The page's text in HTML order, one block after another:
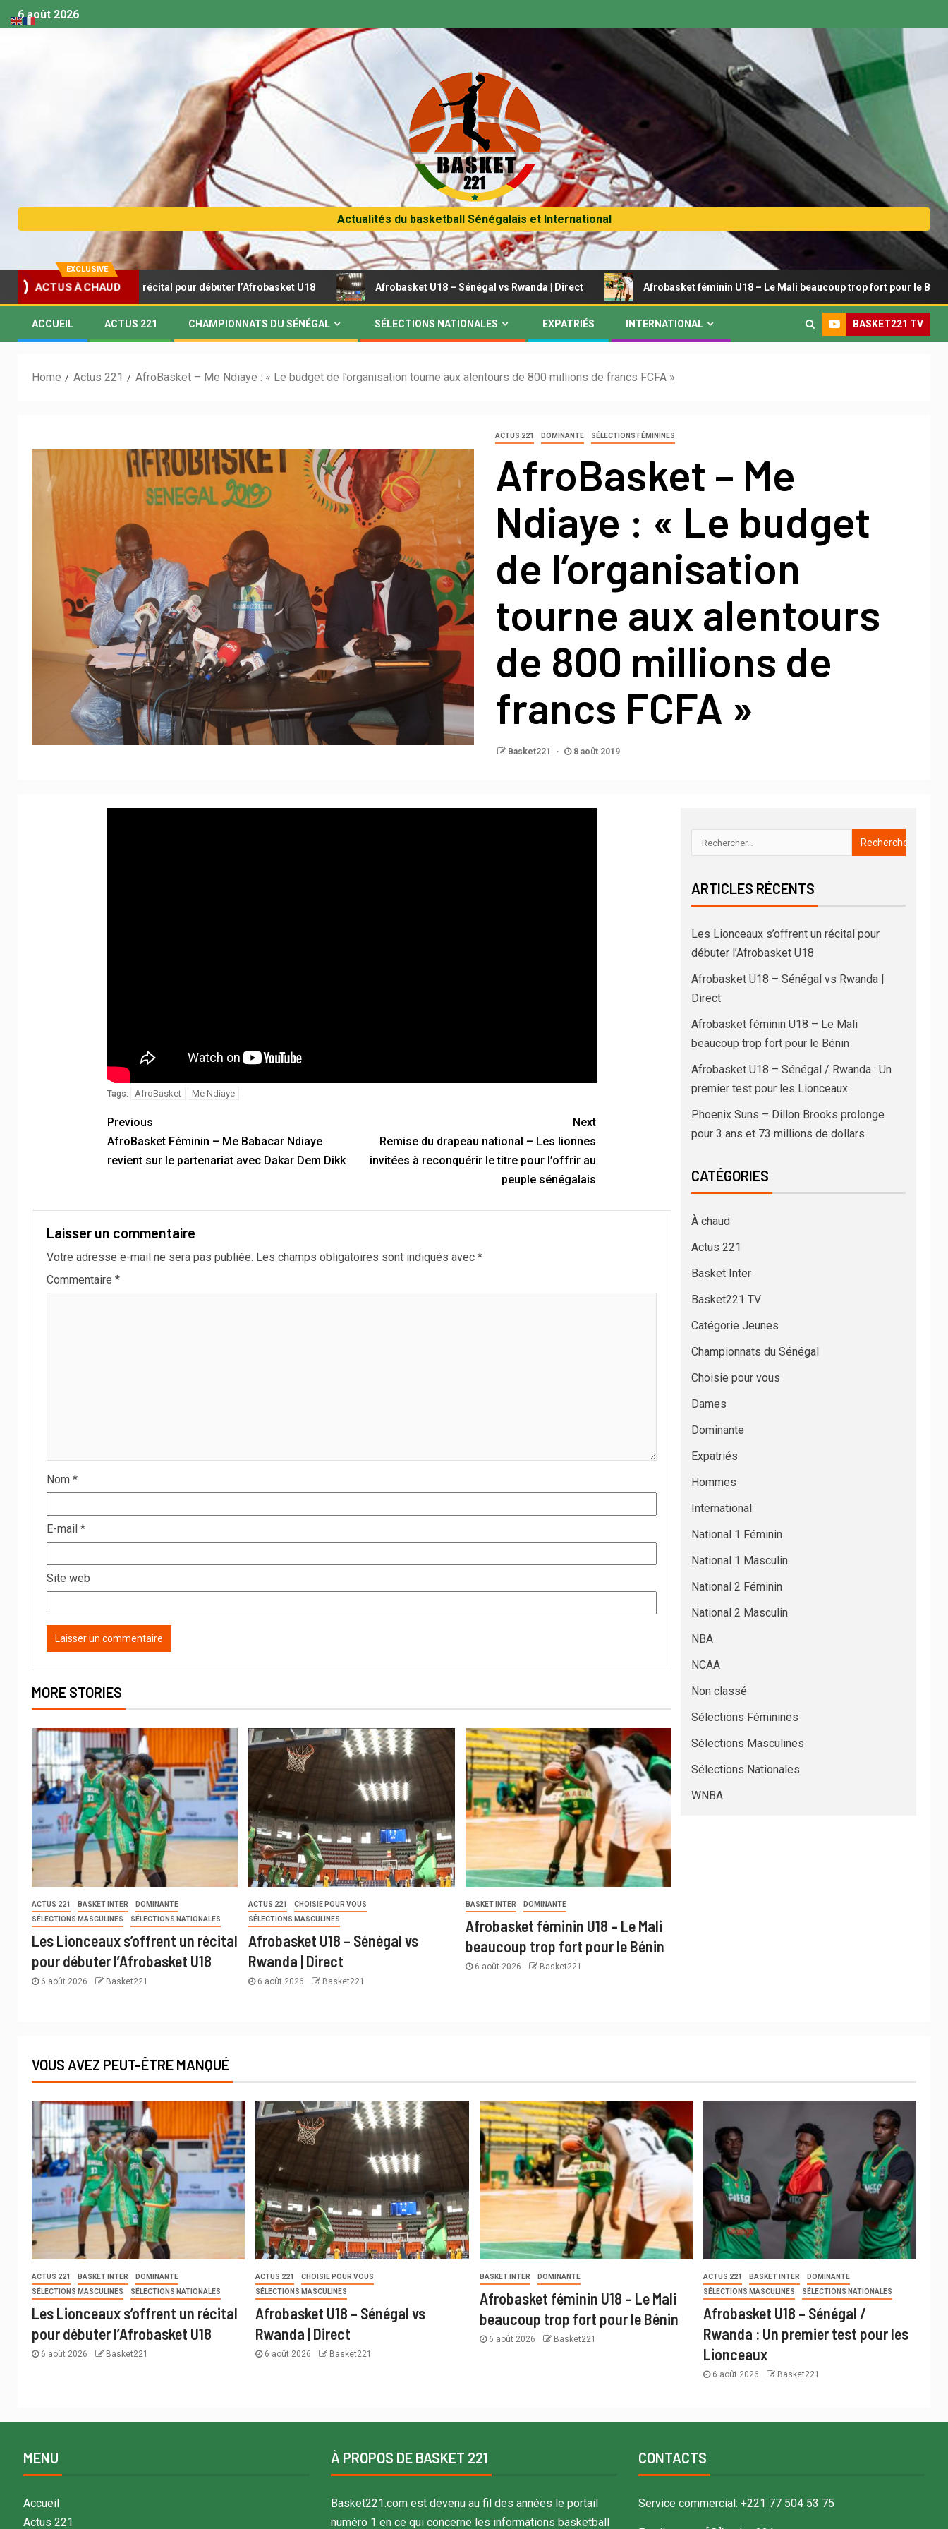
6 août 2026
Actualités du basketball Sénégalais et International
EXCLUSIVE
ACTUS À CHAUD
s’offrent un récital pour débuter l’Afrobasket U18 Afrobasket U18 – Sénégal vs Rwanda | Direct Afrobasket féminin U18 – Le Mali beaucoup trop fort pour le Bénin
ACCUEIL ACTUS 221 CHAMPIONNATS DU SÉNÉGAL SÉLECTIONS NATIONALES EXPATRIÉS INTERNATIONAL BASKET221 TV
Home Actus 221 AfroBasket – Me Ndiaye : « Le budget de l’organisation tourne aux alentours de 800 millions de francs FCFA »
ACTUS 221 DOMINANTE SÉLECTIONS FÉMININES
AfroBasket – Me
Ndiaye : « Le budget
de l’organisation
tourne aux alentours
de 800 millions de
francs FCFA »
Basket221 8 août 2019
Tags: AfroBasket Me Ndiaye
Previous
AfroBasket Féminin – Me Babacar Ndiaye
revient sur le partenariat avec Dakar Dem Dikk
Next
Remise du drapeau national – Les lionnes
invitées à reconquérir le titre pour l’offrir au
peuple sénégalais
Laisser un commentaire
Votre adresse e-mail ne sera pas publiée. Les champs obligatoires sont indiqués avec *
Commentaire *
Nom *
E-mail *
Site web
MORE STORIES
ACTUS 221 BASKET INTER
DOMINANTE
SÉLECTIONS MASCULINES
SÉLECTIONS NATIONALES
Les Lionceaux s’offrent un récital
pour débuter l’Afrobasket U18
6 août 2026 Basket221
ACTUS 221
CHOISIE POUR VOUS
SÉLECTIONS MASCULINES
Afrobasket U18 – Sénégal vs
Rwanda | Direct
6 août 2026 Basket221
BASKET INTER DOMINANTE
Afrobasket féminin U18 – Le Mali
beaucoup trop fort pour le Bénin
6 août 2026 Basket221
ARTICLES RÉCENTS
Les Lionceaux s’offrent un récital pour
débuter l’Afrobasket U18
Afrobasket U18 – Sénégal vs Rwanda |
Direct
Afrobasket féminin U18 – Le Mali
beaucoup trop fort pour le Bénin
Afrobasket U18 – Sénégal / Rwanda : Un
premier test pour les Lionceaux
Phoenix Suns – Dillon Brooks prolonge
pour 3 ans et 73 millions de dollars
CATÉGORIES
À chaud
Actus 221
Basket Inter
Basket221 TV
Catégorie Jeunes
Championnats du Sénégal
Choisie pour vous
Dames
Dominante
Expatriés
Hommes
International
National 1 Féminin
National 1 Masculin
National 2 Féminin
National 2 Masculin
NBA
NCAA
Non classé
Sélections Féminines
Sélections Masculines
Sélections Nationales
WNBA
VOUS AVEZ PEUT-ÊTRE MANQUÉ
ACTUS 221 BASKET INTER
DOMINANTE
SÉLECTIONS MASCULINES
SÉLECTIONS NATIONALES
Les Lionceaux s’offrent un récital
pour débuter l’Afrobasket U18
6 août 2026 Basket221
ACTUS 221
CHOISIE POUR VOUS
SÉLECTIONS MASCULINES
Afrobasket U18 – Sénégal vs
Rwanda | Direct
6 août 2026 Basket221
BASKET INTER DOMINANTE
Afrobasket féminin U18 – Le Mali
beaucoup trop fort pour le Bénin
6 août 2026 Basket221
ACTUS 221 BASKET INTER
DOMINANTE
SÉLECTIONS MASCULINES
SÉLECTIONS NATIONALES
Afrobasket U18 – Sénégal /
Rwanda : Un premier test pour les
Lionceaux
6 août 2026 Basket221
MENU
Accueil
Actus 221
À PROPOS DE BASKET 221
Basket221.com est devenu au fil des années le portail
numéro 1 en ce qui concerne les informations basketball
CONTACTS
Service commercial: +221 77 504 53 75